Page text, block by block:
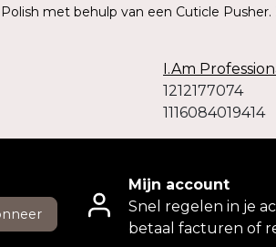
met behulp van een Cuticle
I.Am
1212177074
1116084019414
Mijn account
Snel regelen in je
betaal facturen of